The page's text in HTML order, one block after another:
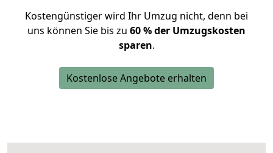
Kostengünstiger wird Ihr Umzug nicht, denn bei
uns können Sie bis zu 60 % der Umzugskosten
sparen.
Kostenlose Angebote erhalten